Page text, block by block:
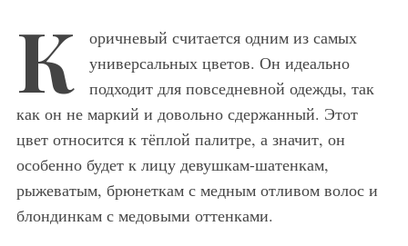
К
оричневый считается одним из самых
универсальных цветов. Он идеально
подходит для повседневной одежды, так
как он не маркий и довольно сдержанный. Этот
цвет относится к тёплой палитре, а значит, он
особенно будет к лицу девушкам-шатенкам,
рыжеватым, брюнеткам с медным отливом волос и
блондинкам с медовыми оттенками.